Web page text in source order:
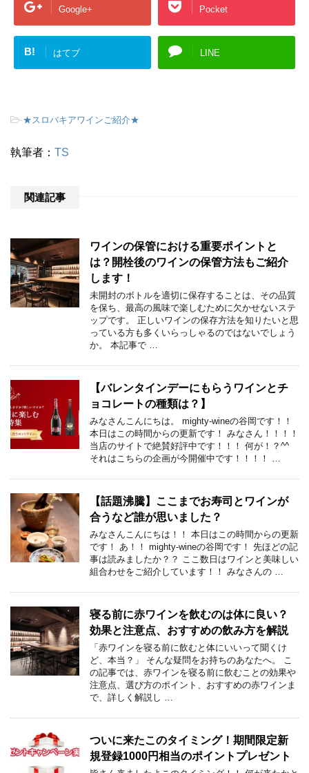
Google+ Pocket
B! はてブ LINE
-★スロバキアワインご紹介★
執筆者： TS
関連記事
ワインの保管における重要ポイントと
は？開栓後のワインの保管方法もご紹介
します！
未開封のボトルを適切に保存することは、その品質
を保ち、最高の風味で楽しむために欠かせないステ
ップです。 正しいワインの保存方法を知りたいと思
っている方も多くいらっしゃるのではないでしょう
か。 本記事で …
【バレンタインデーにもらうワインとチ
ョコレートの種類は？】
みなさんこんにちは。 mighty-wineの谷岡です！！
本日はこの時間からの更新です！ みなさん！！！！
当店のサイトで絶賛好評中です！！！ 何が！？^^
それはこちらの企画が今開催中です！！！！ …
【話題沸騰】ここまでお寿司とワインが
合うなど誰が思いました？
みなさんこんにちは！！ 本日はこの時間からの更新
です！ あ！！ mighty-wineの谷岡です！ 先ほどの記
事は読みましたか？？ ここ数日はワインと美味しい
組合わせをご紹介しています！！ みなさんの …
寝る前に赤ワインを飲むのは体に良い？
効果と注意点、おすすめの飲み方を解説
「赤ワインを寝る前に飲むと体にいいって聞くけ
ど、本当？」 そんな疑問をお持ちのあなたへ。 こ
の記事では、赤ワインを寝る前に飲むことの効果や
注意点、選び方のポイント、おすすめの赤ワインま
で、詳しく解説し …
ついに来たこのタイミング！期間限定新
規登録1000円相当のポイントプレゼント